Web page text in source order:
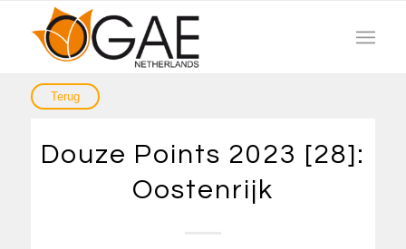
Douze Points 2023 [28]:
Oostenrijk